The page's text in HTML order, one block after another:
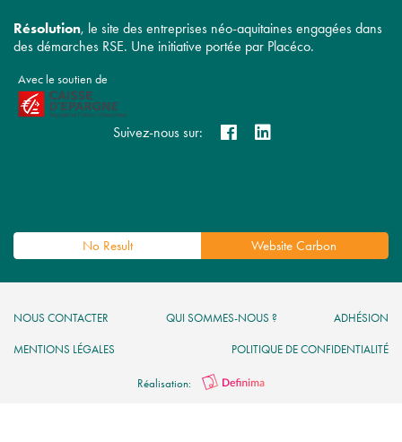
Résolution, le site des entreprises néo-aquitaines engagées dans
des démarches RSE. Une initiative portée par Placéco.
Avec le soutien de
Suivez-nous sur:
No Result Website Carbon
NOUS CONTACTER QUI SOMMES-NOUS ? ADHÉSION
MENTIONS LÉGALES POLITIQUE DE CONFIDENTIALITÉ
Réalisation: